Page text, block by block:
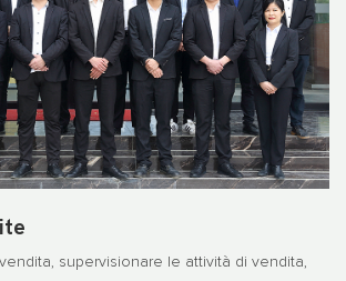
supervisionare le attività di vendita,